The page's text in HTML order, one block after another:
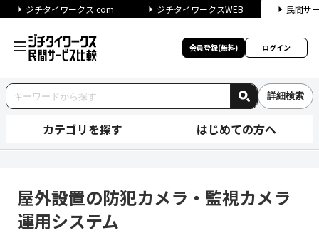
ジチタイワークス.com ジチタイワークスWEB 民間サ
会員登録(無料) ログイン
詳細検索
カテゴリを探す はじめての方へ
屋外設置の防犯カメラ・監視カメラ
運用システム